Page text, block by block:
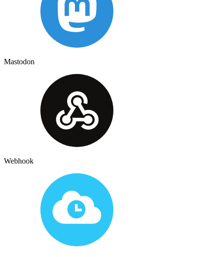
Mastodon
Webhook